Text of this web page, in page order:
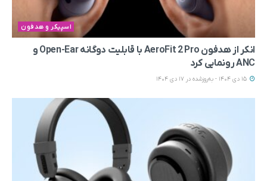
اسپیکر و هدفون
انکر از هدفون AeroFit 2 Pro با قابلیت دوگانه Open-Ear و
ANC رونمایی کرد